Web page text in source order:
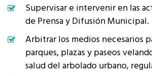
Supervisar e intervenir en las
de Prensa y Difusión Municipal.
Arbitrar los medios necesarios
parques, plazas y paseos
salud del arbolado urbano,